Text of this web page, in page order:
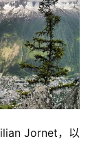
Jornet，以